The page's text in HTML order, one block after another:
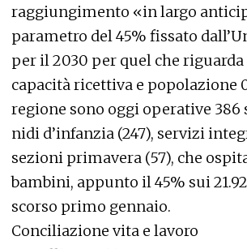
raggiungimento «in largo
parametro del 45% fissato
per il 2030 per quel che
capacità ricettiva e popolazione
regione sono oggi operative
nidi d’infanzia (247), servizi
sezioni primavera (57), che
bambini, appunto il 45% sui
scorso primo gennaio.
Conciliazione vita e lavoro